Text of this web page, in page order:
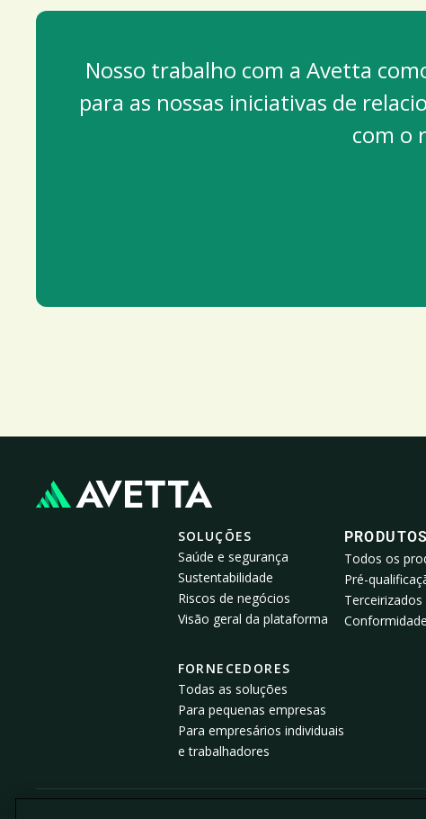
Nosso trabalho com a Avetta
para as nossas iniciativas de
com o
SOLUÇÕES
Saúde e segurança
Sustentabilidade
Riscos de negócios
Visão geral da plataforma
FORNECEDORES
Todas as soluções
Para pequenas empresas
Para empresários individuais
e trabalhadores
PRODUTOS
Todos os
Pré-
Terceirizados